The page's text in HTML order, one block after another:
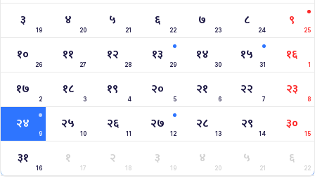
३
19
४
20
५
21
६
22
७
23
८
24
९
25
१०
26
११
27
१२
28
१३
29
१४
30
१५
31
१६
1
१७
2
१८
3
१९
4
२०
5
२१
6
२२
7
२३
8
२४
9
२५
10
२६
11
२७
12
२८
13
२९
14
३०
15
३१
16
१
17
२
18
३
19
४
20
५
21
६
22